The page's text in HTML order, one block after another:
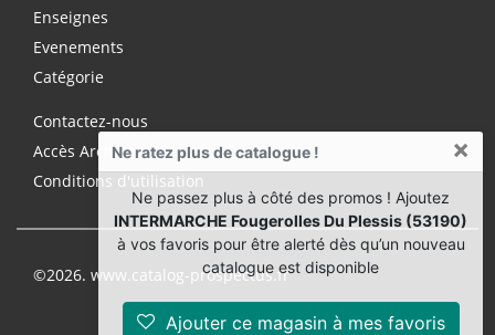
Ne ratez plus de catalogue ! ×
Ne passez plus à côté des promos ! Ajoutez
INTERMARCHE Fougerolles Du Plessis (53190)
à vos favoris pour être alerté dès qu’un nouveau
catalogue est disponible
Ajouter ce magasin à mes favoris
Enseignes
Evenements
Catégorie
Contactez-nous
Accès Archives Premium
Conditions d'utilisation
©2026. www.catalog-prospectus.fr